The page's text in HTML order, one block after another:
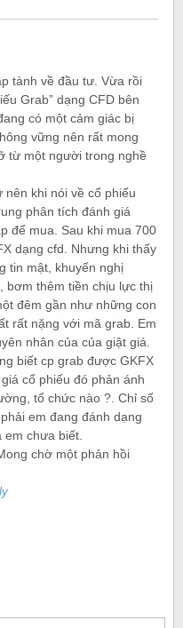
tành về đầu tư. Vừa rồi
Grab” dạng CFD bên
có một cảm giác bị
vững nên rất mong
từ một người trong nghề
nên khi nói về cổ phiếu
phân tích đánh giá
để mua. Sau khi mua 700
dạng cfd. Nhưng khi thấy
tin mật, khuyến nghị
bơm thêm tiền chịu lực thị
đêm gần như những con
rất nặng với mã grab. Em
nhân của của giật giá.
biết cp grab được GKFX
cổ phiếu đó phản ánh
tổ chức nào ?. Chỉ số
em đang đánh dạng
chưa biết.
chờ một phản hồi